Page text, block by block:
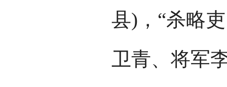
县)，“杀略
卫青、将军